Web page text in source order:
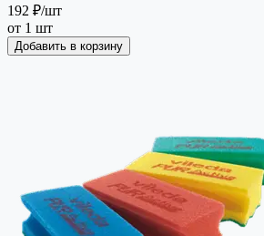
192 ₽/шт
от 1 шт
Добавить в корзину